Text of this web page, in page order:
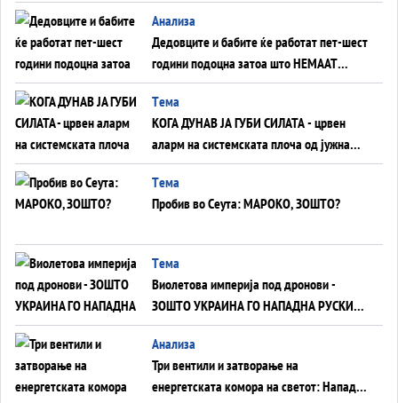
Анализа
Дедовците и бабите ќе работат пет-шест
години подоцна затоа што НЕМААТ
ВНУЦИ ДА ГИ ЗАМЕНАТ
Tема
КОГА ДУНАВ ЈА ГУБИ СИЛАТА - црвен
аларм на системската плоча од јужна
Германија до Црното Море...
Tема
Пробив во Сеута: МАРОКО, ЗОШТО?
Tема
Виолетова империја под дронови -
ЗОШТО УКРАИНА ГО НАПАДНА РУСКИОТ
WILDBERRIES
Aнализа
Три вентили и затворање на
енергетската комора на светот: Нападот